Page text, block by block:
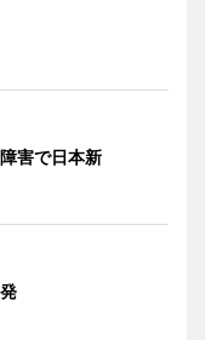
害で日本新